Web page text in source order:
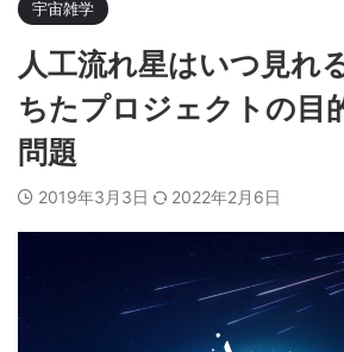
宇宙雑学
人工流れ星はいつ見れ
ちたプロジェクトの目
問題
2019年3月3日 2022年2月6日